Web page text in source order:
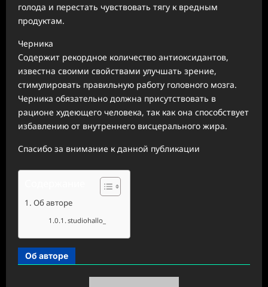
голода и перестать чувствовать тягу к вредным
продуктам.
Черника
Содержит рекордное количество антиоксидантов,
известна своими свойствами улучшать зрение,
стимулировать правильную работу головного мозга.
Черника обязательно должна присутствовать в
рационе худеющего человека, так как она способствует
избавлению от внутреннего висцерального жира.
Спасибо за внимание к данной публикации
Об авторе
studiohallo_
Об авторе